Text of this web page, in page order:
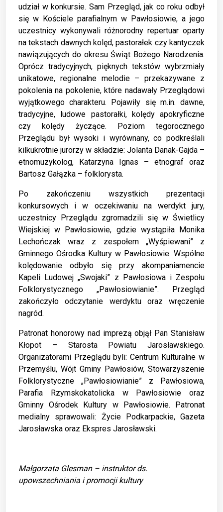
udział w konkursie. Sam Przegląd, jak co roku odbył
się w Kościele parafialnym w Pawłosiowie, a jego
uczestnicy wykonywali różnorodny repertuar oparty
na tekstach dawnych kolęd, pastorałek czy kantyczek
nawiązujących do okresu Świąt Bożego Narodzenia.
Oprócz tradycyjnych, pięknych tekstów wybrzmiały
unikatowe, regionalne melodie – przekazywane z
pokolenia na pokolenie, które nadawały Przeglądowi
wyjątkowego charakteru. Pojawiły się m.in. dawne,
tradycyjne, ludowe pastorałki, kolędy apokryficzne
czy kolędy życzące. Poziom tegorocznego
Przeglądu był wysoki i wyrównany, co podkreślali
kilkukrotnie jurorzy w składzie: Jolanta Danak-Gajda –
etnomuzykolog, Katarzyna Ignas – etnograf oraz
Bartosz Gałązka – folklorysta.
Po zakończeniu wszystkich prezentacji
konkursowych i w oczekiwaniu na werdykt jury,
uczestnicy Przeglądu zgromadzili się w Świetlicy
Wiejskiej w Pawłosiowie, gdzie wystąpiła Monika
Lechończak wraz z zespołem „Wyśpiewani” z
Gminnego Ośrodka Kultury w Pawłosiowie. Wspólne
kolędowanie odbyło się przy akompaniamencie
Kapeli Ludowej „Swojaki” z Pawłosiowa i Zespołu
Folklorystycznego „Pawłosiowianie”. Przegląd
zakończyło odczytanie werdyktu oraz wręczenie
nagród.
Patronat honorowy nad imprezą objął Pan Stanisław
Kłopot – Starosta Powiatu Jarosławskiego.
Organizatorami Przeglądu byli: Centrum Kulturalne w
Przemyślu, Wójt Gminy Pawłosiów, Stowarzyszenie
Folklorystyczne „Pawłosiowianie” z Pawłosiowa,
Parafia Rzymskokatolicka w Pawłosiowie oraz
Gminny Ośrodek Kultury w Pawłosiowie. Patronat
medialny sprawowali: Życie Podkarpackie, Gazeta
Jarosławska oraz Ekspres Jarosławski.
Małgorzata Glesman – instruktor ds.
upowszechniania i promocji kultury